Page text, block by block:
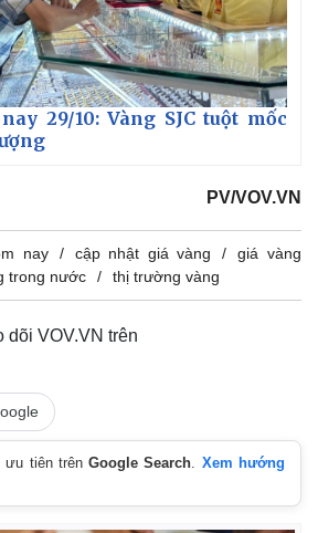
29/10: Vàng SJC tuột mốc
PV/VOV.VN
nay cập nhật giá vàng
giá vàng
trong nước thị trường vàng
dõi VOV.VN trên
ưu tiên trênGoogle Search
Xem hướng